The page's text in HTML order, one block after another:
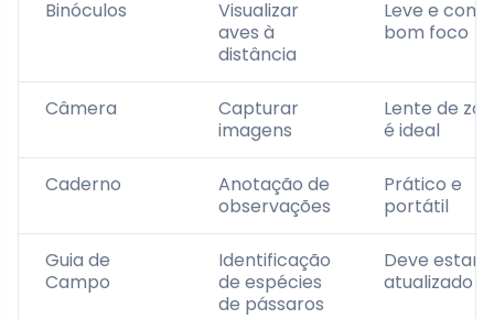
Binóculos
Visualizar
aves à
distância
Leve e com
bom foco
Câmera
Capturar
imagens
Lente de
é ideal
Caderno
Anotação de
observações
Prático e
portátil
Guia de
Campo
Identificação
de espécies
de pássaros
Deve estar
atualizado